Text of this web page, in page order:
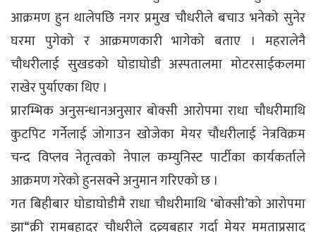
आक्रमण हुन थालेपछि नगर प्रमुख चौधरीले बचाउ भनेको सुनेर
घरमा पुगेको र आक्रमणकारी भागेको बताए । महरालेनै
चौधरीलाई सुखडको घोडाघोडी अस्पतालमा मोटरसाईकलमा
राखेर पुर्याएका थिए ।
प्रारम्भिक अनुसन्धानअनुसार बोक्सी आरोपमा राधा चौधरीमाथि
कुटपिट गर्नेलाई जोगाउन खोजेका मेयर चौधरीलाई नेत्रविक्रम
चन्द विप्लव नेतृत्वको नेपाल कम्युनिस्ट पार्टीका कार्यकर्ताले
आक्रमण गरेको हुनसक्ने अनुमान गरिएको छ ।
गत बिहीबार घोडाघोडीमै राधा चौधरीमाथि ‘बोक्सी’को आरोपमा
झा“क्री रामबहादुर चौधरीले दुव्र्यबहार गर्दा मेयर ममताप्रसाद